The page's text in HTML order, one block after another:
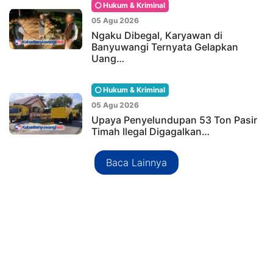
Hukum & Kriminal
05 Agu 2026
Ngaku Dibegal, Karyawan di
Banyuwangi Ternyata Gelapkan
Uang…
Hukum & Kriminal
05 Agu 2026
Upaya Penyelundupan 53 Ton Pasir
Timah Ilegal Digagalkan…
Baca Lainnya